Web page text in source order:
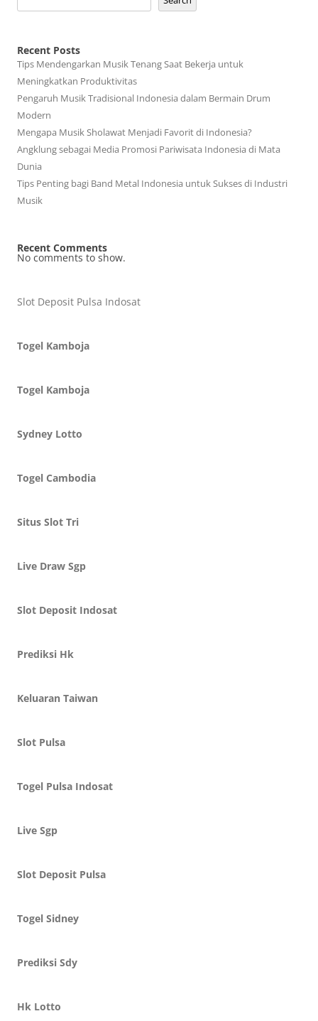
Recent Posts
Tips Mendengarkan Musik Tenang Saat Bekerja untuk
Meningkatkan Produktivitas
Pengaruh Musik Tradisional Indonesia dalam Bermain Drum
Modern
Mengapa Musik Sholawat Menjadi Favorit di Indonesia?
Angklung sebagai Media Promosi Pariwisata Indonesia di Mata
Dunia
Tips Penting bagi Band Metal Indonesia untuk Sukses di Industri
Musik
Recent Comments
No comments to show.
Slot Deposit Pulsa Indosat
Togel Kamboja
Togel Kamboja
Sydney Lotto
Togel Cambodia
Situs Slot Tri
Live Draw Sgp
Slot Deposit Indosat
Prediksi Hk
Keluaran Taiwan
Slot Pulsa
Togel Pulsa Indosat
Live Sgp
Slot Deposit Pulsa
Togel Sidney
Prediksi Sdy
Hk Lotto